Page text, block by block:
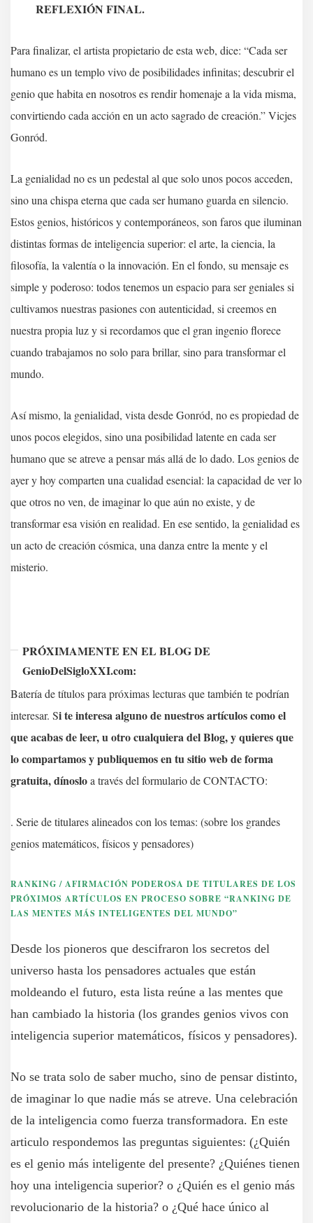
REFLEXIÓN FINAL.
Para finalizar, el artista propietario de esta web, dice: “Cada ser
humano es un templo vivo de posibilidades infinitas; descubrir el
genio que habita en nosotros es rendir homenaje a la vida misma,
convirtiendo cada acción en un acto sagrado de creación.” Vicjes
Gonród.
La genialidad no es un pedestal al que solo unos pocos acceden,
sino una chispa eterna que cada ser humano guarda en silencio.
Estos genios, históricos y contemporáneos, son faros que iluminan
distintas formas de inteligencia superior: el arte, la ciencia, la
filosofía, la valentía o la innovación. En el fondo, su mensaje es
simple y poderoso: todos tenemos un espacio para ser geniales si
cultivamos nuestras pasiones con autenticidad, si creemos en
nuestra propia luz y si recordamos que el gran ingenio florece
cuando trabajamos no solo para brillar, sino para transformar el
mundo.
Así mismo, la genialidad, vista desde Gonród, no es propiedad de
unos pocos elegidos, sino una posibilidad latente en cada ser
humano que se atreve a pensar más allá de lo dado. Los genios de
ayer y hoy comparten una cualidad esencial: la capacidad de ver lo
que otros no ven, de imaginar lo que aún no existe, y de
transformar esa visión en realidad. En ese sentido, la genialidad es
un acto de creación cósmica, una danza entre la mente y el
misterio.
PRÓXIMAMENTE EN EL BLOG DE
GenioDelSigloXXI.com:
Batería de títulos para próximas lecturas que también te podrían
interesar. Si te interesa alguno de nuestros artículos como el
que acabas de leer, u otro cualquiera del Blog, y quieres que
lo compartamos y publiquemos en tu sitio web de forma
gratuita, dínosloa través del formulario de CONTACTO:
. Serie de titulares alineados con los temas: (sobre los grandes
genios matemáticos, físicos y pensadores)
RANKING / AFIRMACIÓN PODEROSA DE TITULARES DE LOS
PRÓXIMOS ARTÍCULOS EN PROCESO SOBRE “RANKING DE
LAS MENTES MÁS INTELIGENTES DEL MUNDO”
Desde los pioneros que descifraron los secretos del
universo hasta los pensadores actuales que están
moldeando el futuro, esta lista reúne a las mentes que
han cambiado la historia (los grandes genios vivos con
inteligencia superior matemáticos, físicos y pensadores).
No se trata solo de saber mucho, sino de pensar distinto,
de imaginar lo que nadie más se atreve. Una celebración
de la inteligencia como fuerza transformadora. En este
articulo respondemos las preguntas siguientes: (¿Quién
es el genio más inteligente del presente? ¿Quiénes tienen
hoy una inteligencia superior? o ¿Quién es el genio más
revolucionario de la historia? o ¿Qué hace único al